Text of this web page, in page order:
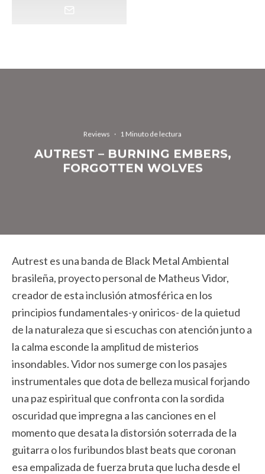
Reviews · 1 Minuto de lectura
AUTREST – BURNING EMBERS,
FORGOTTEN WOLVES
Autrest es una banda de Black Metal Ambiental
brasileña, proyecto personal de Matheus Vidor,
creador de esta inclusión atmosférica en los
principios fundamentales-y oniricos- de la quietud
de la naturaleza que si escuchas con atención junto a
la calma esconde la amplitud de misterios
insondables. Vidor nos sumerge con los pasajes
instrumentales que dota de belleza musical forjando
una paz espiritual que confronta con la sordida
oscuridad que impregna a las canciones en el
momento que desata la distorsión soterrada de la
guitarra o los furibundos blast beats que coronan
esa empalizada de fuerza bruta que lucha desde el